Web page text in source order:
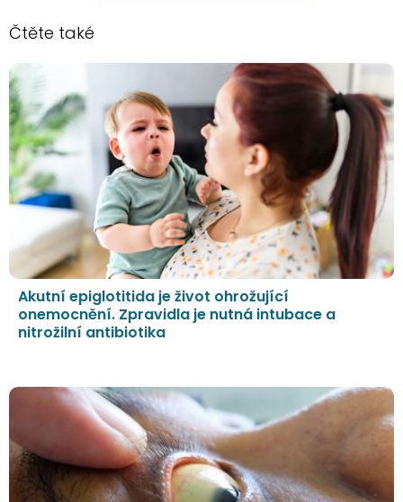
Čtěte také
Akutní epiglotitida je život ohrožující
onemocnění. Zpravidla je nutná intubace a
nitrožilní antibiotika